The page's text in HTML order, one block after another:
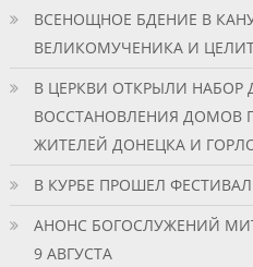
ВСЕНОЩНОЕ БДЕНИЕ В
ВЕЛИКОМУЧЕНИКА И
В ЦЕРКВИ ОТКРЫЛИ НАБОР
ВОССТАНОВЛЕНИЯ ДОМОВ
ЖИТЕЛЕЙ ДОНЕЦКА И
В КУРБЕ ПРОШЕЛ
АНОНС БОГОСЛУЖЕНИЙ
9 АВГУСТА